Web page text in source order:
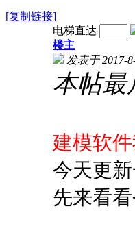
[复制链接]
电梯直达
楼主
发表于 2017-
本帖最
建模软
今天更
先来看